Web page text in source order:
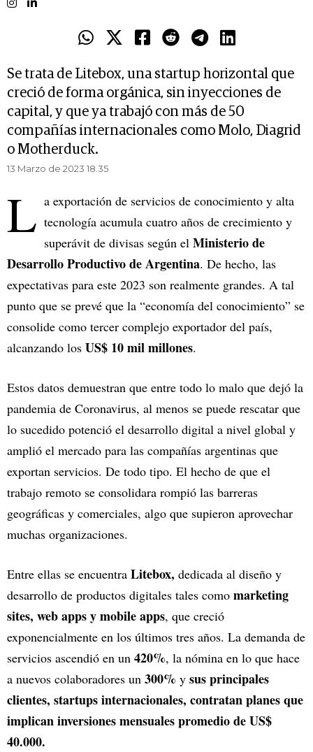
Se trata de Litebox, una startup horizontal que
creció de forma orgánica, sin inyecciones de
capital, y que ya trabajó con más de 50
compañías internacionales como Molo, Diagrid
o Motherduck.
13 Marzo de 2023 18.35
L a exportación de servicios de conocimiento y alta
tecnología acumula cuatro años de crecimiento y
superávit de divisas según el Ministerio de
Desarrollo Productivo de Argentina. De hecho, las
expectativas para este 2023 son realmente grandes. A tal
punto que se prevé que la “economía del conocimiento” se
consolide como tercer complejo exportador del país,
alcanzando los US$ 10 mil millones.
Estos datos demuestran que entre todo lo malo que dejó la
pandemia de Coronavirus, al menos se puede rescatar que
lo sucedido potenció el desarrollo digital a nivel global y
amplió el mercado para las compañías argentinas que
exportan servicios. De todo tipo. El hecho de que el
trabajo remoto se consolidara rompió las barreras
geográficas y comerciales, algo que supieron aprovechar
muchas organizaciones.
Entre ellas se encuentra Litebox, dedicada al diseño y
desarrollo de productos digitales tales como marketing
sites, web apps y mobile apps, que creció
exponencialmente en los últimos tres años. La demanda de
servicios ascendió en un 420%, la nómina en lo que hace
a nuevos colaboradores un 300% y sus principales
clientes, startups internacionales, contratan planes que
implican inversiones mensuales promedio de US$
40.000.